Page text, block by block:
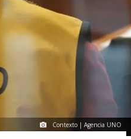
Contexto | Agencia UNO